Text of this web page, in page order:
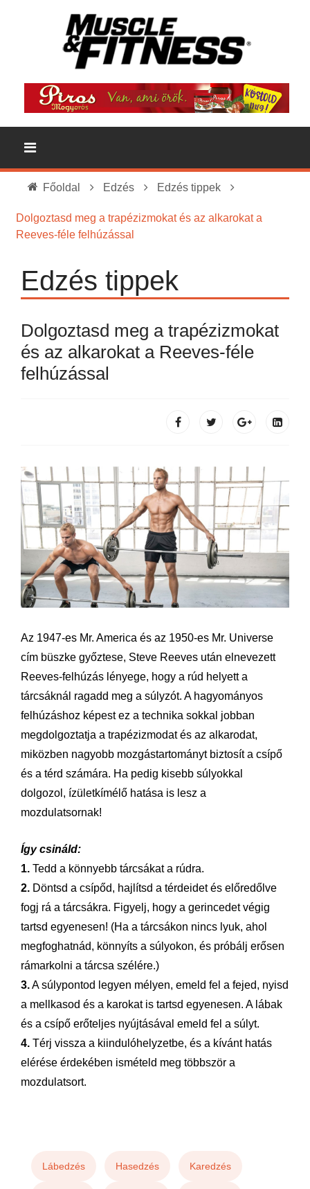
Főoldal Edzés Edzés tippek
Dolgoztasd meg a trapézizmokat és az alkarokat a
Reeves-féle felhúzással
Edzés tippek
Dolgoztasd meg a trapézizmokat
és az alkarokat a Reeves-féle
felhúzással
Az 1947-es Mr. America és az 1950-es Mr. Universe
cím büszke győztese, Steve Reeves után elnevezett
Reeves-felhúzás lényege, hogy a rúd helyett a
tárcsáknál ragadd meg a súlyzót. A hagyományos
felhúzáshoz képest ez a technika sokkal jobban
megdolgoztatja a trapézizmodat és az alkarodat,
miközben nagyobb mozgástartományt biztosít a csípő
és a térd számára. Ha pedig kisebb súlyokkal
dolgozol, ízületkímélő hatása is lesz a
mozdulatsornak!
Így csináld:
1. Tedd a könnyebb tárcsákat a rúdra.
2. Döntsd a csípőd, hajlítsd a térdeidet és előredőlve
fogj rá a tárcsákra. Figyelj, hogy a gerincedet végig
tartsd egyenesen! (Ha a tárcsákon nincs lyuk, ahol
megfoghatnád, könnyíts a súlyokon, és próbálj erősen
rámarkolni a tárcsa szélére.)
3.A súlypontod legyen mélyen, emeld fel a fejed, nyisd
a mellkasod és a karokat is tartsd egyenesen. A lábak
és a csípő erőteljes nyújtásával emeld fel a súlyt.
4. Térj vissza a kiindulóhelyzetbe, és a kívánt hatás
elérése érdekében ismételd meg többször a
mozdulatsort.
Lábedzés Hasedzés Karedzés